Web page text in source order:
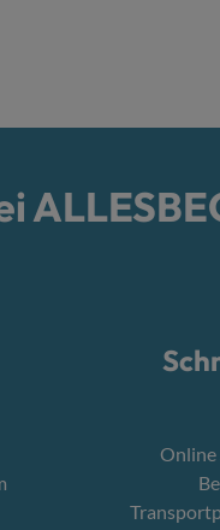
Online